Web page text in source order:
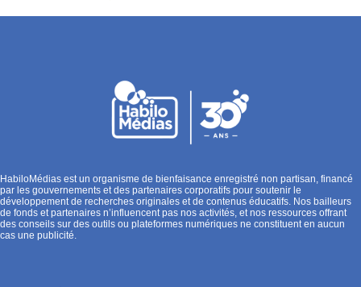
HabiloMédias est un organisme de bienfaisance enregistré non partisan, financé
par les gouvernements et des partenaires corporatifs pour soutenir le
développement de recherches originales et de contenus éducatifs. Nos bailleurs
de fonds et partenaires n’influencent pas nos activités, et nos ressources offrant
des conseils sur des outils ou plateformes numériques ne constituent en aucun
cas une publicité.